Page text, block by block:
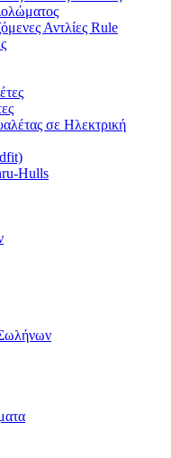
Αντλίες Rule
σε Ηλεκτρική
Hulls